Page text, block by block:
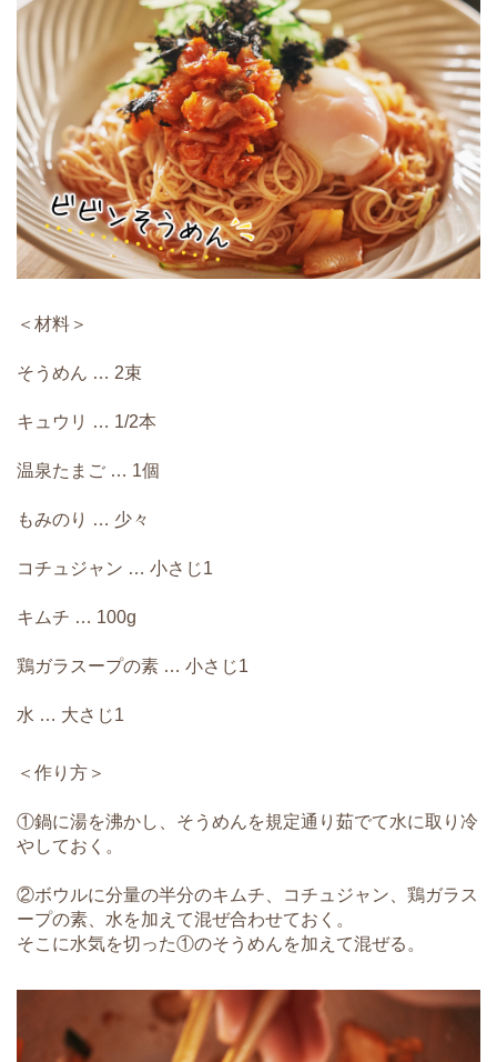
＜材料＞
そうめん … 2束
キュウリ … 1/2本
温泉たまご … 1個
もみのり … 少々
コチュジャン … 小さじ1
キムチ … 100g
鶏ガラスープの素 … 小さじ1
水 … 大さじ1
＜作り方＞
①鍋に湯を沸かし、そうめんを規定通り茹でて水に取り冷
やしておく。
②ボウルに分量の半分のキムチ、コチュジャン、鶏ガラス
ープの素、水を加えて混ぜ合わせておく。
そこに水気を切った①のそうめんを加えて混ぜる。